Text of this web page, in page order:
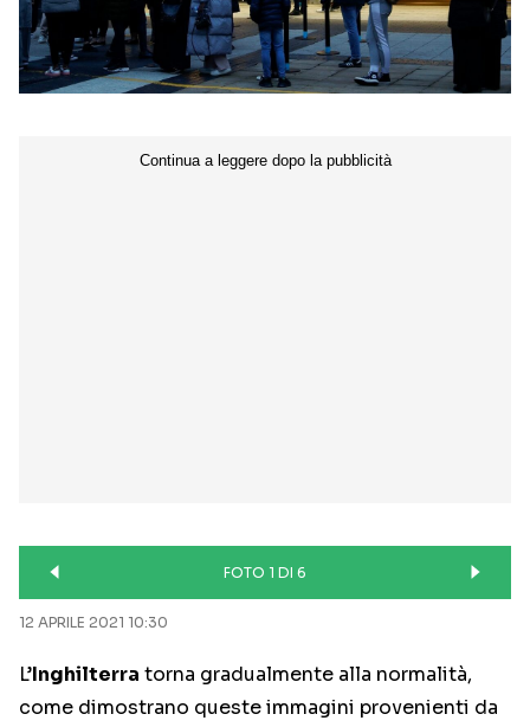
FOTO 1 DI 6
12 APRILE 2021 10:30
L’Inghilterra torna gradualmente alla normalità,
come dimostrano queste immagini provenienti da